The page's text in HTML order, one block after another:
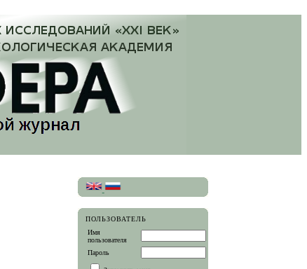
ПОЛЬЗОВАТЕЛЬ
Имя
пользователя
Пароль